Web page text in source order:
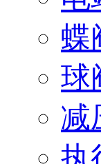
蝶
球
减
执